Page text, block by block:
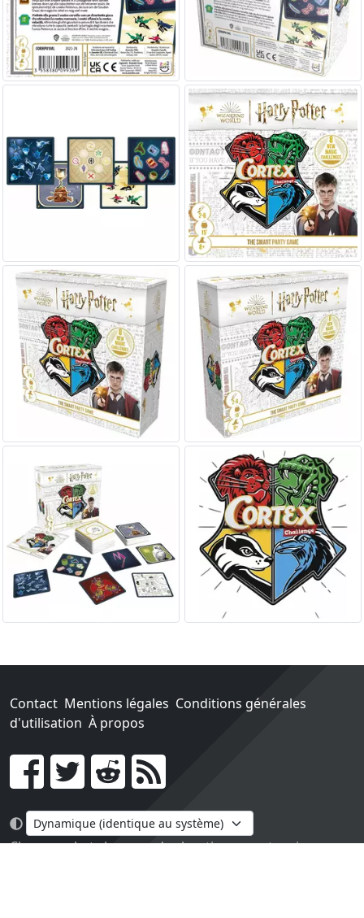
Contact Mentions légales Conditions générales
d'utilisation À propos
Go !
Chaque achat chez une des boutiques partenaires nous